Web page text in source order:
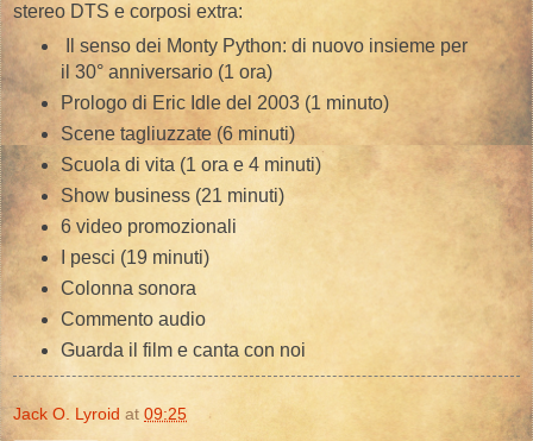
stereo DTS e corposi extra:
Il senso dei Monty Python: di nuovo insieme per
il 30° anniversario (1 ora)
Prologo di Eric Idle del 2003 (1 minuto)
Scene tagliuzzate (6 minuti)
Scuola di vita (1 ora e 4 minuti)
Show business (21 minuti)
6 video promozionali
I pesci (19 minuti)
Colonna sonora
Commento audio
Guarda il film e canta con noi
Jack O. Lyroid at 09:25